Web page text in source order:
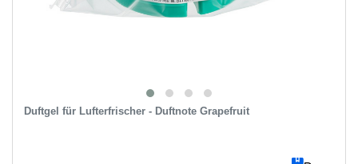
Duftgel für Lufterfrischer - Duftnote Grapefruit